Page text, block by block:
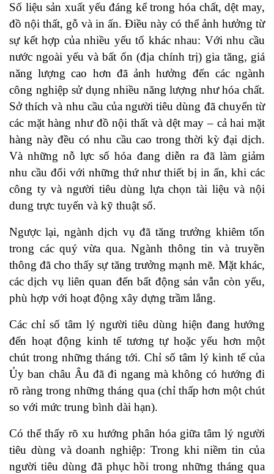
Số liệu sản xuất yếu đáng kể trong hóa chất, dệt may,
đồ nội thất, gỗ và in ấn. Điều này có thể ảnh hưởng từ
sự kết hợp của nhiều yếu tố khác nhau: Với nhu cầu
nước ngoài yếu và bất ổn (địa chính trị) gia tăng, giá
năng lượng cao hơn đã ảnh hưởng đến các ngành
công nghiệp sử dụng nhiều năng lượng như hóa chất.
Sở thích và nhu cầu của người tiêu dùng đã chuyển từ
các mặt hàng như đồ nội thất và dệt may – cả hai mặt
hàng này đều có nhu cầu cao trong thời kỳ đại dịch.
Và những nỗ lực số hóa đang diễn ra đã làm giảm
nhu cầu đối với những thứ như thiết bị in ấn, khi các
công ty và người tiêu dùng lựa chọn tài liệu và nội
dung trực tuyến và kỹ thuật số.
Ngược lại, ngành dịch vụ đã tăng trưởng khiêm tốn
trong các quý vừa qua. Ngành thông tin và truyền
thông đã cho thấy sự tăng trưởng mạnh mẽ. Mặt khác,
các dịch vụ liên quan đến bất động sản vẫn còn yếu,
phù hợp với hoạt động xây dựng trầm lắng.
Các chỉ số tâm lý người tiêu dùng hiện đang hướng
đến hoạt động kinh tế tương tự hoặc yếu hơn một
chút trong những tháng tới. Chỉ số tâm lý kinh tế của
Ủy ban châu Âu đã đi ngang mà không có hướng đi
rõ ràng trong những tháng qua (chỉ thấp hơn một chút
so với mức trung bình dài hạn).
Có thể thấy rõ xu hướng phân hóa giữa tâm lý người
tiêu dùng và doanh nghiệp: Trong khi niềm tin của
người tiêu dùng đã phục hồi trong những tháng qua